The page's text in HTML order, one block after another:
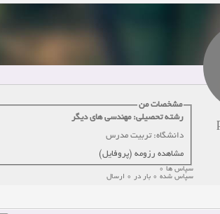
زمان:11-11-2024
زمان:10-28-2024
زمان:10-21-2024
زمان:10-13-2024
مشخصات من
رشته تحصیلی: مهندسی های دیگر
دانشگاه: تربیت مدرس
مشاهده رزومه (پروفایل)
سپاس ها 0
سپاس شده 0 بار در 0 ارسال